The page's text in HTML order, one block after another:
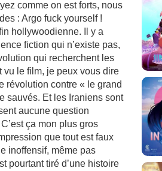
comme on est forts, nous
: Argo fuck yourself !
hollywoodienne. Il y a
fiction qui n’existe pas,
qui recherchent les
le film, je peux vous dire
révolution contre « le grand
sauvés. Et les Iraniens sont
aucune question
ça mon plus gros
que tout est faux
inoffensif, même pas
pourtant tiré d’une histoire